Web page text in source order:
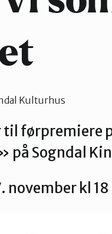
Kulturhus
førpremiere
på Sogndal
november kl 18